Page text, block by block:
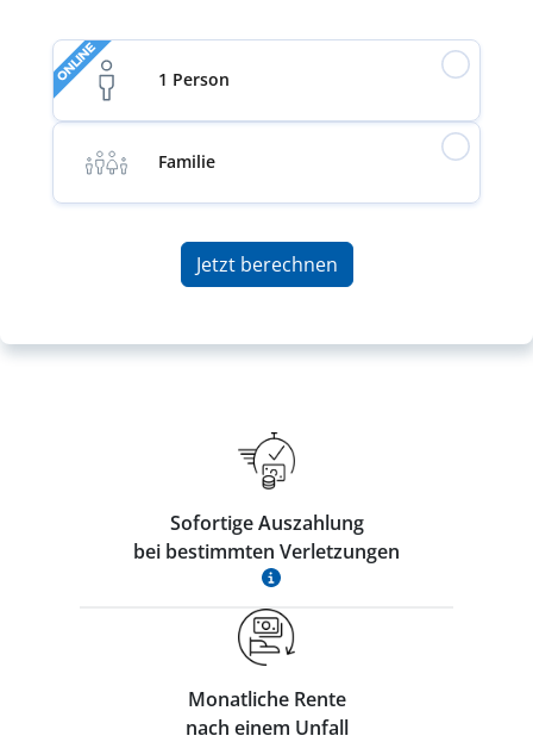
ONLINE 1 Person
Familie
Jetzt berechnen
Sofortige Auszahlung
bei bestimmten Verletzungen
Monatliche Rente
nach einem Unfall